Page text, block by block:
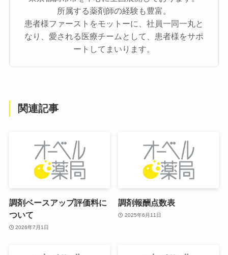
所属する薬剤師の経験も豊富。
患者様ファーストをモットーに、社員一同一丸と
なり、愛される医療チームとして、患者様をサポ
ートしてまいります。
関連記事
調剤ベースアップ評価料に
ついて
2026年7月1日
調剤報酬点数表
2025年6月11日